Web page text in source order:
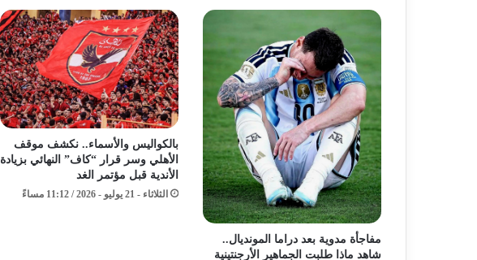
مفاجأة مدوية بعد دراما المونديال..
شاهد ماذا طلبت الجماهير الأرجنتينية
بالكواليس والأسماء.. نكشف موقف
الأهلي وسر قرار “كاف” النهائي بزيادة
الأندية قبل مؤتمر الغد
الثلاثاء - 21 يوليو - 2026 / 11:12 مساءً